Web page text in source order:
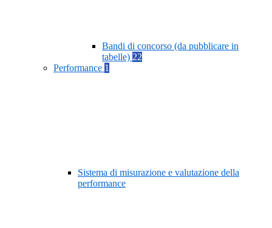
Bandi di concorso (da pubblicare in
tabelle) 22
Performance 1
Sistema di misurazione e valutazione della
performance